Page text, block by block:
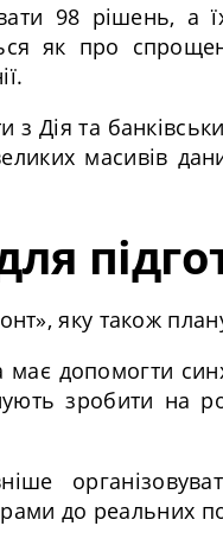
98 рішень, а
як про
Дія та
масивів
яку також
допомогти
зробити на
до реальних